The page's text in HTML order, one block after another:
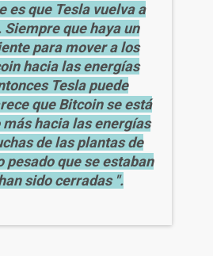
es que Tesla vuelva a
que haya un
para mover a los
hacia las energías
Tesla puede
que Bitcoin se está
hacia las energías
de las plantas de
pesado que se estaban
sido cerradas ".